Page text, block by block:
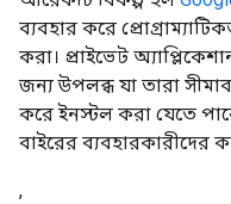
ব্যবহার করে
করা। প্রাইভেট
জন্য উপলব্ধ যা তারা
করে ইনস্টল করা যেতে
বাইরের ব্যবহারকারীদের
,